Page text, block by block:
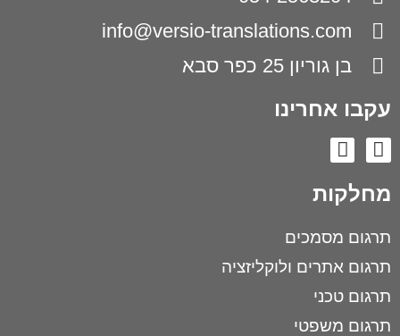
מחלקות
תרגום מסמכים
תרגום אתרים ולוקליזציה
תרגום טכני
תרגום משפטי
עקבו אחרינו
info@versio-translations.com
בן גוריון 25 כפר סבא